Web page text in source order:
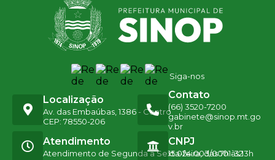
Siga-nos
Localização
Av. das Embaúbas, 1386 - Centro
CEP: 78550-206
Contato
(66) 3520-7200
gabinete@sinop.mt.go
v.br
Atendimento
Atendimento de Segunda a Sexta-feira, das 7h às 13h
CNPJ
15.024.003/0001-32